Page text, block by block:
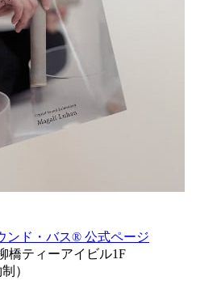
橋ティーアイビル1F
）